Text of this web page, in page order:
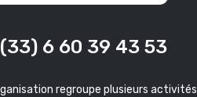
6 60 39 43 53
regroupe plusieurs activités